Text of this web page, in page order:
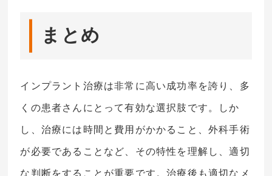
まとめ
インプラント治療は非常に高い成功率を誇り、多
くの患者さんにとって有効な選択肢です。しか
し、治療には時間と費用がかかること、外科手術
が必要であることなど、その特性を理解し、適切